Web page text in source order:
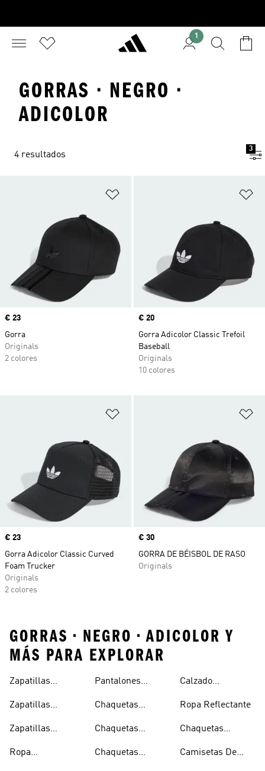
1
GORRAS · NEGRO ·
ADICOLOR
4 resultados
3
Precio
€ 23
Gorra
Originals
2 colores
Precio
€ 20
Gorra Adicolor Classic Trefoil
Baseball
Originals
10 colores
Precio
€ 23
Gorra Adicolor Classic Curved
Foam Trucker
Originals
2 colores
Precio
€ 30
GORRA DE BÉISBOL DE RASO
Originals
GORRAS • NEGRO • ADICOLOR Y
MÁS PARA EXPLORAR
Zapatillas
Mujer
Zapatillas
Hombre
Zapatillas
Niños
Ropa
Capucha
Pantalones
Ligeros
Chaquetas
Chaquetas
Chaquetas
Calzado
Ropa Reflectante
Chaquetas
Camisetas De